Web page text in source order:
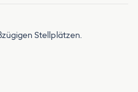
Stellplätzen.